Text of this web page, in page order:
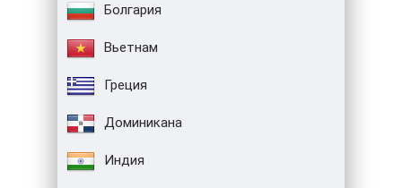
Болгария
Вьетнам
Греция
Доминикана
Индия